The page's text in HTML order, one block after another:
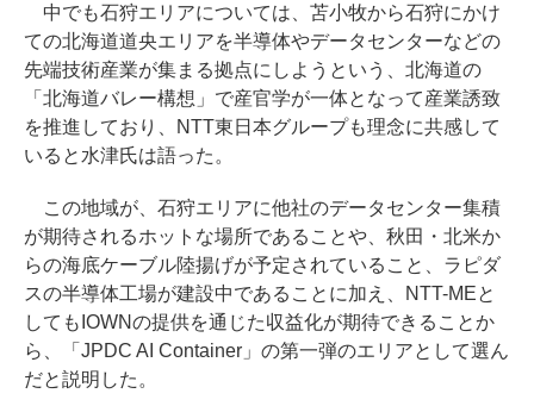
中でも石狩エリアについては、苫小牧から石狩にかけ
ての北海道道央エリアを半導体やデータセンターなどの
先端技術産業が集まる拠点にしようという、北海道の
「北海道バレー構想」で産官学が一体となって産業誘致
を推進しており、NTT東日本グループも理念に共感して
いると水津氏は語った。
この地域が、石狩エリアに他社のデータセンター集積
が期待されるホットな場所であることや、秋田・北米か
らの海底ケーブル陸揚げが予定されていること、ラピダ
スの半導体工場が建設中であることに加え、NTT-MEと
してもIOWNの提供を通じた収益化が期待できることか
ら、「JPDC AI Container」の第一弾のエリアとして選ん
だと説明した。